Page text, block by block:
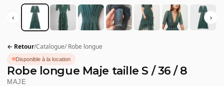
‹ ›
← Retour/Catalogue/Robe longue
Disponible à la location
Robe longue Maje taille S / 36 / 8
MAJE